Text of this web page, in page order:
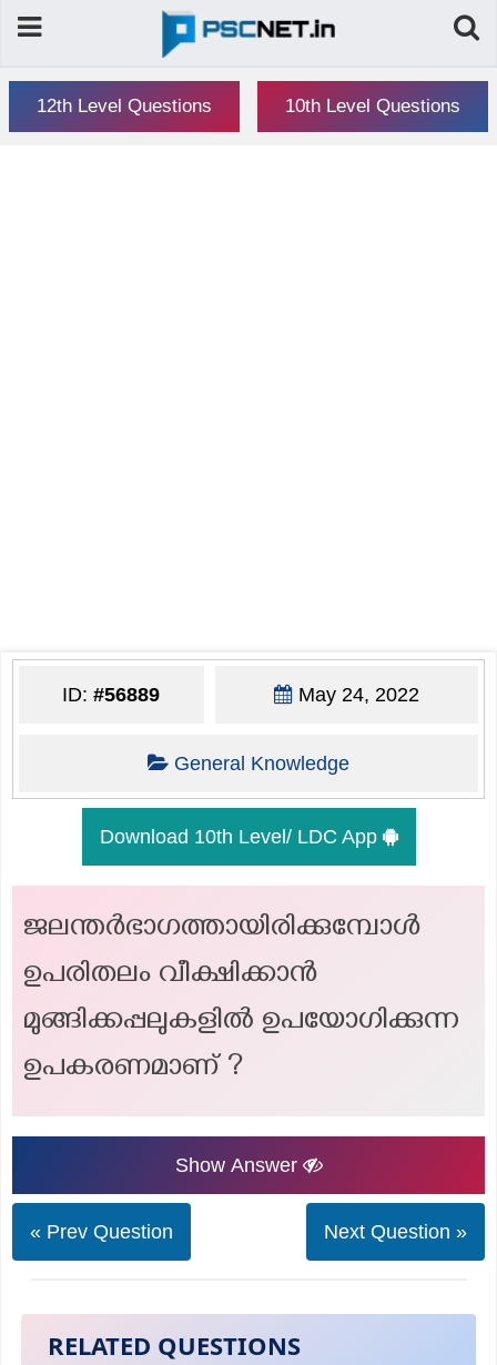
12th Level Questions 10th Level Questions
ID:#56889 May 24, 2022
General Knowledge
Download 10th Level/ LDC App
ജലന്തർഭാഗത്തായിരിക്കുമ്പോൾ
ഉപരിതലം വീക്ഷിക്കാൻ
മുങ്ങിക്കപ്പലുകളിൽ ഉപയോഗിക്കുന്ന
ഉപകരണമാണ് ?
Show Answer
« Prev Question Next Question »
RELATED QUESTIONS